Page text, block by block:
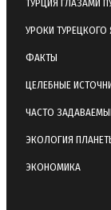
ТУРЦИЯ ГЛАЗАМИ
УРОКИ ТУРЕЦКОГО
ФАКТЫ
ЦЕЛЕБНЫЕ
ЧАСТО
ЭКОЛОГИЯ
ЭКОНОМИКА